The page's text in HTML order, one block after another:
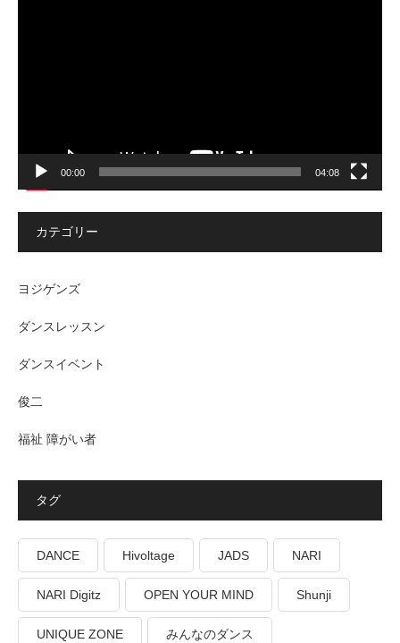
00:00 04:08
カテゴリー
ヨジゲンズ
ダンスレッスン
ダンスイベント
俊二
福祉 障がい者
タグ
DANCE Hivoltage JADS NARI
NARI Digitz OPEN YOUR MIND Shunji
UNIQUE ZONE みんなのダンス